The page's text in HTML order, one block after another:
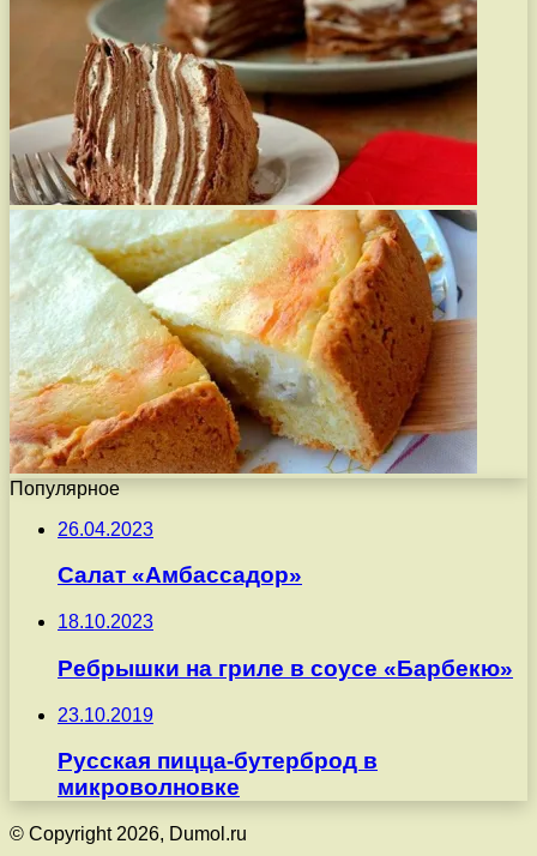
Популярное
26.04.2023
Салат «Амбассадор»
18.10.2023
Ребрышки на гриле в соусе «Барбекю»
23.10.2019
Русская пицца-бутерброд в
микроволновке
© Copyright 2026, Dumol.ru